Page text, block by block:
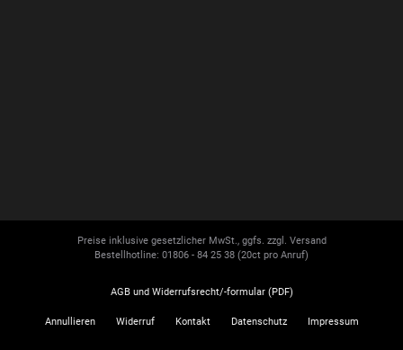
Preise inklusive gesetzlicher MwSt., ggfs. zzgl. Versand
Bestellhotline: 01806 - 84 25 38 (20ct pro Anruf)
AGB und Widerrufsrecht/-formular (PDF)
Annullieren Widerruf Kontakt Datenschutz Impressum